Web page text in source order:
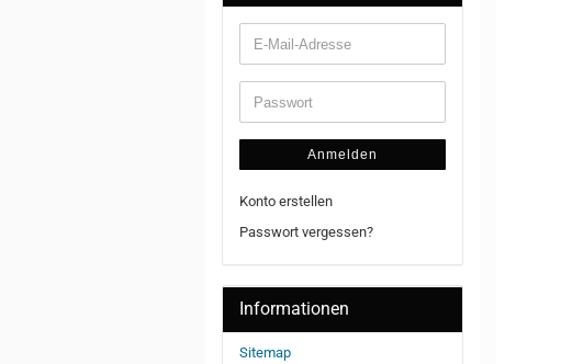
Anmelden
Konto erstellen
Passwort vergessen?
Informationen
Sitemap